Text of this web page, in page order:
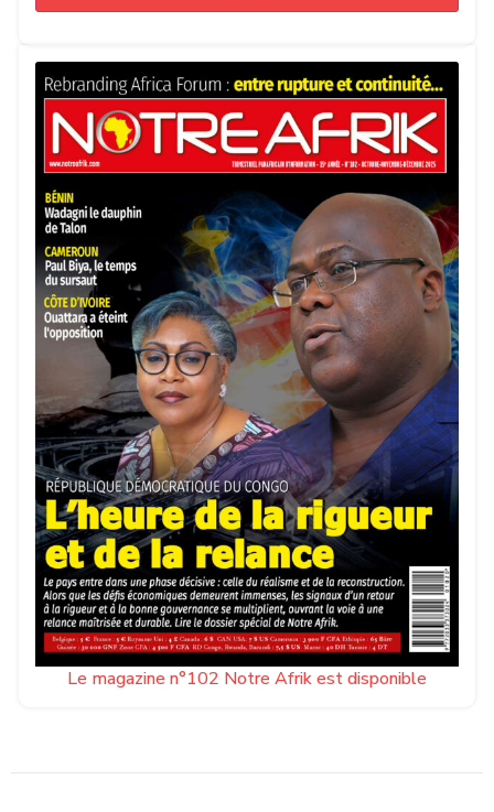
Le magazine n°102 Notre Afrik est disponible